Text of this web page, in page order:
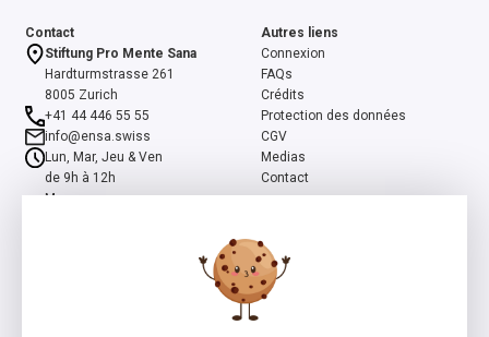
Contact
Stiftung Pro Mente Sana
Hardturmstrasse 261
8005 Zurich
+41 44 446 55 55
info@ensa.swiss
Lun, Mar, Jeu & Ven
de 9h à 12h
Mer
Autres liens
Connexion
FAQs
Crédits
Protection des données
CGV
Medias
Contact
ensa est un programme co-initié par la Fondation suisse Pro Mente